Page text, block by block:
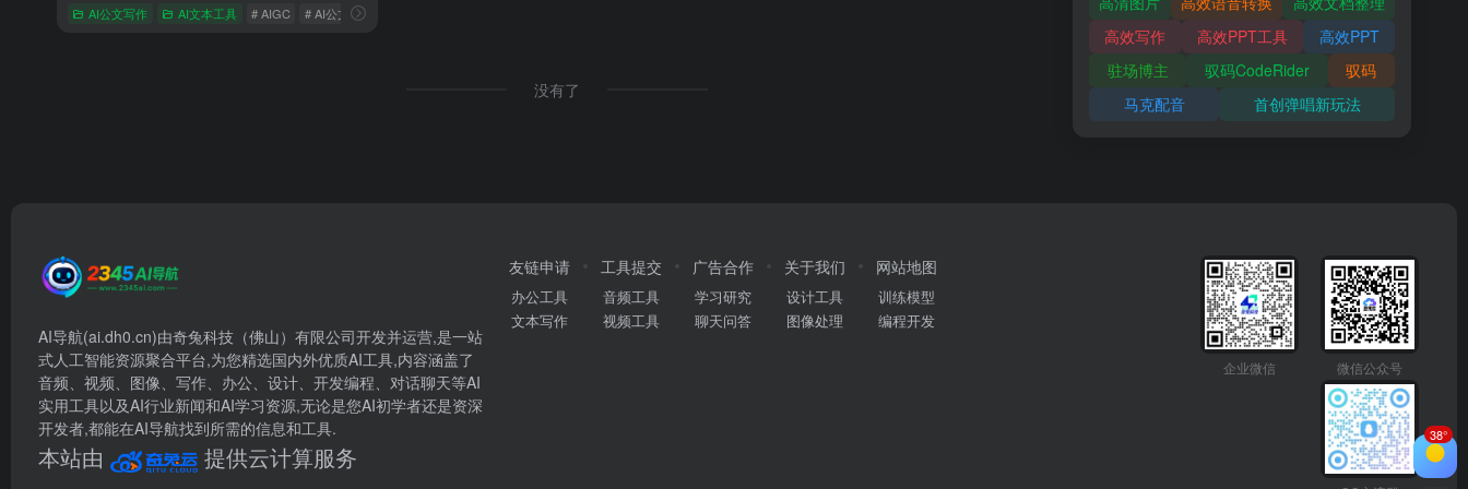
AI公文写作 AI文本工具 # AIGC # AI公文写作
没有了
高效写作
高效PPT工具
高效PPT
驻场博主
驭码CodeRider
驭码
马克配音
首创弹唱新玩法
AI导航(ai.dh0.cn)由奇兔科技（佛山）有限公司开发并运营,是一站
式人工智能资源聚合平台,为您精选国内外优质AI工具,内容涵盖了
音频、视频、图像、写作、办公、设计、开发编程、对话聊天等AI
实用工具以及AI行业新闻和AI学习资源,无论是您AI初学者还是资深
开发者,都能在AI导航找到所需的信息和工具.
本站由 提供云计算服务
友链申请
办公工具
文本写作
工具提交
音频工具
视频工具
广告合作
学习研究
聊天问答
关于我们
设计工具
图像处理
网站地图
训练模型
编程开发
企业微信 微信公众号
38°